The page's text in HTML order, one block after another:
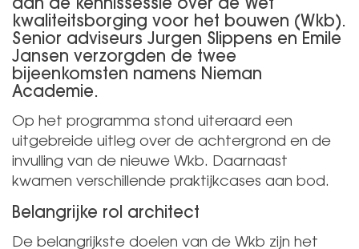
aan de kennissessie over de Wet
kwaliteitsborging voor het bouwen (Wkb).
Senior adviseurs Jurgen Slippens en Emile
Jansen verzorgden de twee
bijeenkomsten namens Nieman
Academie.
Op het programma stond uiteraard een
uitgebreide uitleg over de achtergrond en de
invulling van de nieuwe Wkb. Daarnaast
kwamen verschillende praktijkcases aan bod.
Belangrijke rol architect
De belangrijkste doelen van de Wkb zijn het